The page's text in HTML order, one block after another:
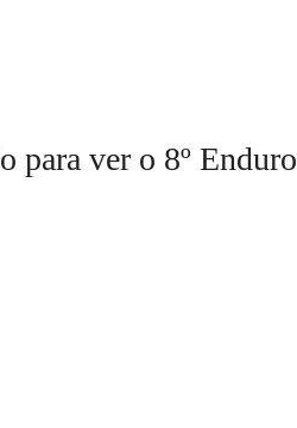
para ver o 8º Enduro